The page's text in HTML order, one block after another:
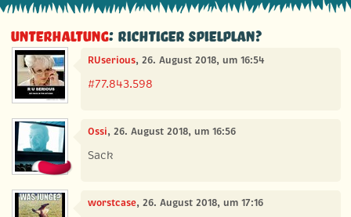
Unterhaltung: Richtiger Spielplan?
RUserious, 26. August 2018, um 16:54
#77.843.598
Ossi, 26. August 2018, um 16:56
Sack
worstcase, 26. August 2018, um 17:16